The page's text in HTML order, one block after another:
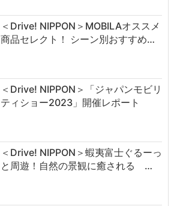
＜Drive! NIPPON＞MOBILAオススメ
商品セレクト！ シーン別おすすめ…
＜Drive! NIPPON＞「ジャパンモビリ
ティショー2023」開催レポート
＜Drive! NIPPON＞蝦夷富士ぐるーっ
と周遊！自然の景観に癒される …